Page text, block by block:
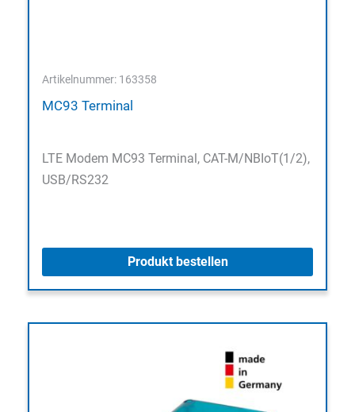
Artikelnummer: 163358
MC93 Terminal
LTE Modem MC93 Terminal, CAT-M/NBIoT(1/2),
USB/RS232
Produkt bestellen